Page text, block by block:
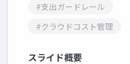
#支出ガードレール
#クラウドコスト管理
スライド概要